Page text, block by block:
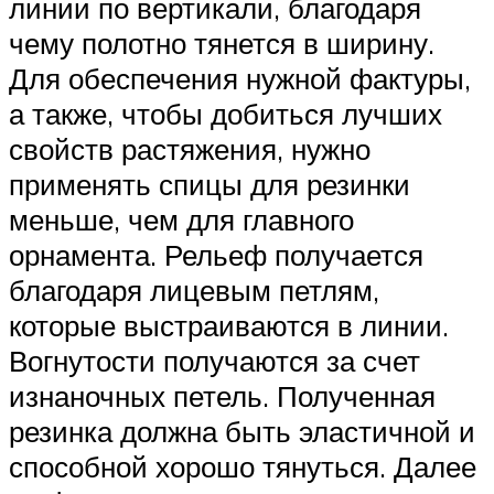
линии по вертикали, благодаря
чему полотно тянется в ширину.
Для обеспечения нужной фактуры,
а также, чтобы добиться лучших
свойств растяжения, нужно
применять спицы для резинки
меньше, чем для главного
орнамента. Рельеф получается
благодаря лицевым петлям,
которые выстраиваются в линии.
Вогнутости получаются за счет
изнаночных петель. Полученная
резинка должна быть эластичной и
способной хорошо тянуться. Далее